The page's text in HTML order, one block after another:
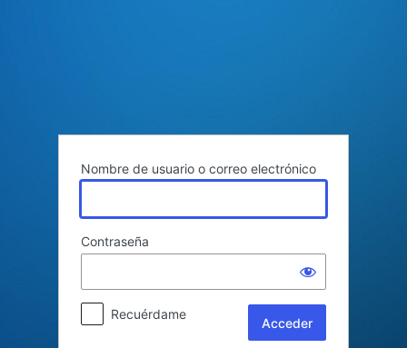
Nombre de usuario o correo electrónico
Contraseña
Recuérdame